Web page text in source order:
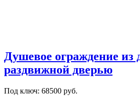
Душевое ограждение из
раздвижной дверью
Под ключ: 68500 руб.